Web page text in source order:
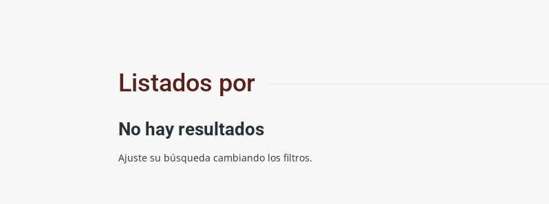
Listados por
No hay resultados
Ajuste su búsqueda cambiando los filtros.